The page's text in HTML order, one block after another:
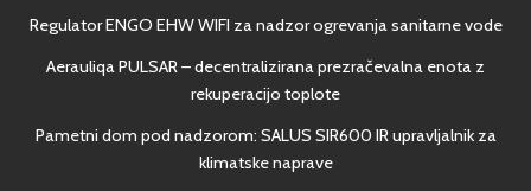
Regulator ENGO EHW WIFI za nadzor ogrevanja sanitarne vode
Aerauliqa PULSAR – decentralizirana prezračevalna enota z
rekuperacijo toplote
Pametni dom pod nadzorom: SALUS SIR600 IR upravljalnik za
klimatske naprave